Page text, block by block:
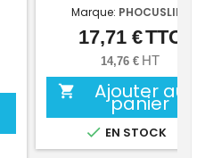
Marque: PHOCUSLINE
Prix
17,71 €TTC
14,76 € HT
 Ajouter au
panier
 EN STOCK